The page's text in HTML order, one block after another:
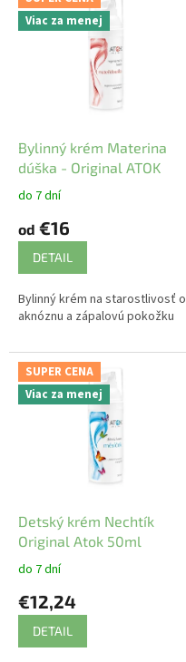
p Viac za menej
Bylinný krém Materina
dúška - Original ATOK
do 7 dní
od €16
DETAIL
Bylinný krém na starostlivosť o
aknóznu a zápalovú pokožku
SUPER CENA
Viac za menej
Detský krém Nechtík
Original Atok 50ml
do 7 dní
€12,24
DETAIL